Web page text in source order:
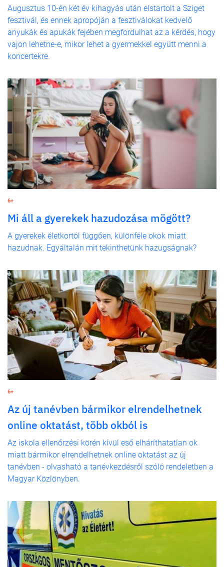
Augusztus 10-én két év kihagyás után elstartolt a Sziget
fesztivál, és ennek apropóján a fesztiválokat kedvelő
anyukák és apukák fejében megfordulhat az a kérdés, hogy
vajon lehetne-e, mikor lehet a gyermekkel együtt menni a
koncertekre.
6+
Mi áll a gyerekek hazudozása mögött?
A gyerekek életkortól függően, különféle okok miatt
hazudnak. Egyáltalán mit tekinthetünk hazugságnak?
6+
Az új tanévben bármikor elrendelhetnek
online oktatást, több okból is
Az iskola ellenőrzési körén kívül eső elháríthatatlan ok
miatt bármikor elrendelhetnek online oktatást az új
tanévben - olvasható a tanévkezdésről szóló rendeletben a
Magyar Közlönyben.